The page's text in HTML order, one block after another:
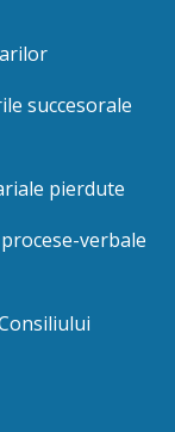
succesorale
pierdute
verbale